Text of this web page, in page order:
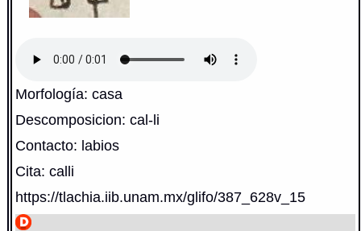
Morfología: casa
Descomposicion: cal-li
Contacto: labios
Cita: calli
https://tlachia.iib.unam.mx/glifo/387_628v_15